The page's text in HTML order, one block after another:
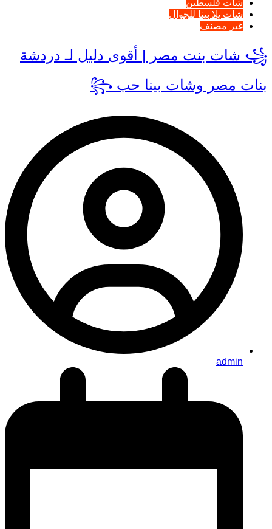
شات فلسطين
شات يلا بينا للجوال
غير مصنف
꧁ شات بنت مصر | أقوى دليل لـ دردشة
بنات مصر وشات بينا حب ꧂
admin